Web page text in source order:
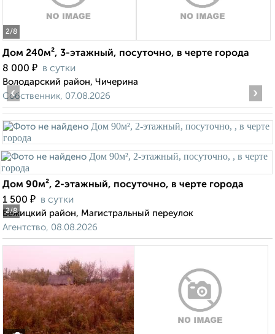
2/8
Дом 240м², 3-этажный, посуточно, в черте города
8 000 ₽ в сутки
Володарский район, Чичерина
Собственник, 07.08.2026
2/8
‹ ›
Дом 90м², 2-этажный, посуточно, в черте города
1 500 ₽ в сутки
Бежицкий район, Магистральный переулок
Агентство, 08.08.2026